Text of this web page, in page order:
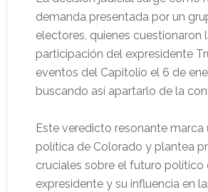
demanda presentada por un
electores, quienes cuestionaron
participación del expresidente
eventos del Capitolio el 6 de
buscando así apartarlo de la
Este veredicto resonante marca
política de Colorado y plantea
cruciales sobre el futuro político
expresidente y su influencia en